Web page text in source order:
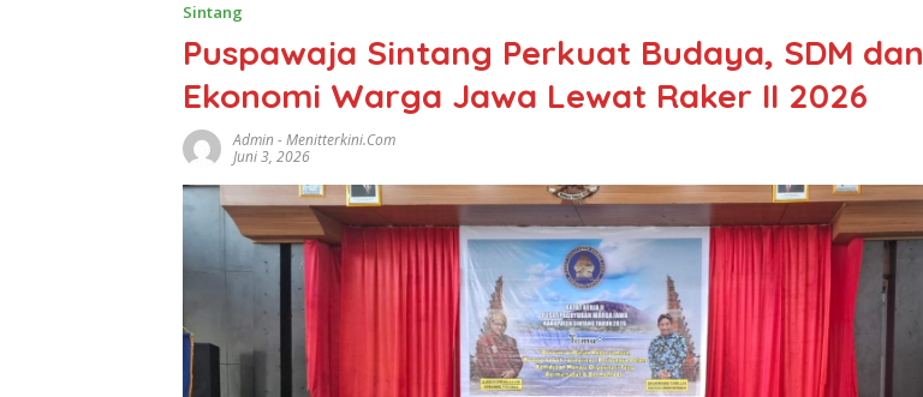
Sintang
Puspawaja Sintang Perkuat Budaya, SDM dan
Ekonomi Warga Jawa Lewat Raker II 2026
Admin-Menitterkini.com
Juni 3, 2026